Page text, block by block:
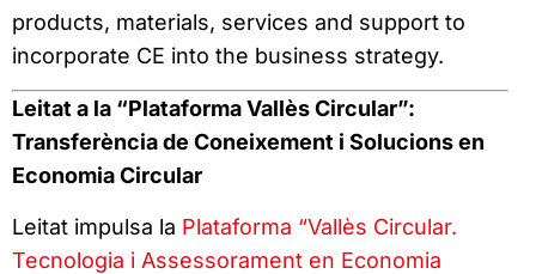
products, materials, services and support to
incorporate CE into the business strategy.
Leitat a la “Plataforma Vallès Circular”:
Transferència de Coneixement i Solucions en
Economia Circular
Leitat impulsa la Plataforma “Vallès Circular.
Tecnologia i Assessorament en Economia